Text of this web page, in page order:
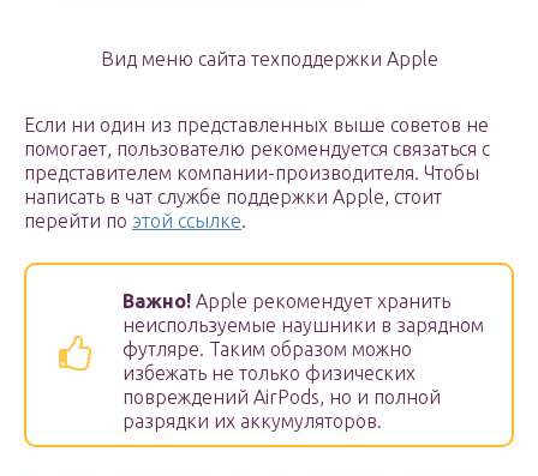
Вид меню сайта техподдержки Apple
Если ни один из представленных выше советов не
помогает, пользователю рекомендуется связаться с
представителем компании-производителя. Чтобы
написать в чат службе поддержки Apple, стоит
перейти по этой ссылке.
Важно! Apple рекомендует хранить
неиспользуемые наушники в зарядном
футляре. Таким образом можно
избежать не только физических
повреждений AirPods, но и полной
разрядки их аккумуляторов.